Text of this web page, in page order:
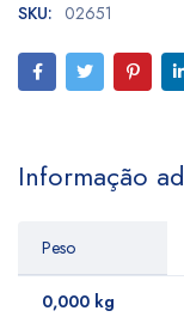
SKU: 02651
Informação
Peso
0,000 kg